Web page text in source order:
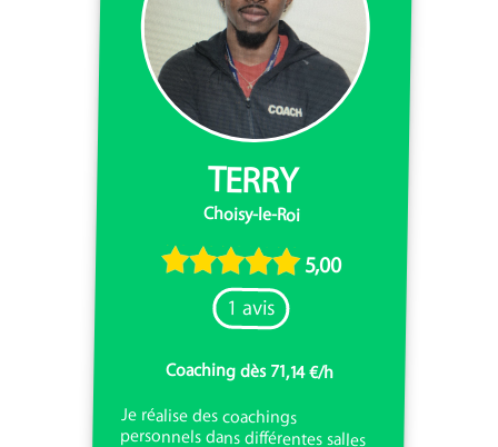
TERRY
Choisy-le-Roi
5,00
1 avis
Coaching dès 71,14 €/h
Je réalise des coachings
personnels dans différentes salles
et je donne des cours de Cardio
box, Cross fight et Cross training.
Lors de mes précédentes
expériences professionnelles, j’ai
pu encadrer des enfants, des
adolescents, des adultes et des
gens plus expérimentés comme